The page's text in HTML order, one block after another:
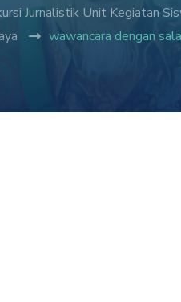
Jurnalistik Unit Kegiatan
wawancara dengan